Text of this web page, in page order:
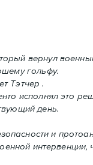
вернул
гольфу.
Тэтчер .
исполнял это
день.
и